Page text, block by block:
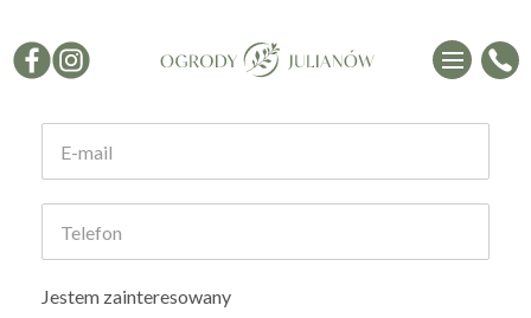
Jestem zainteresowany